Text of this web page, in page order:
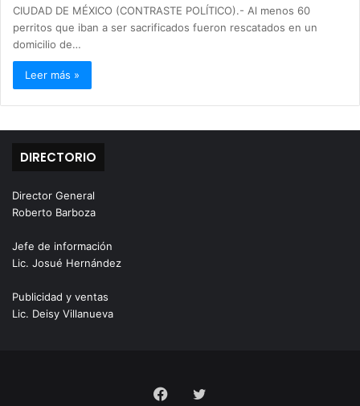
CIUDAD DE MÉXICO (CONTRASTE POLÍTICO).- Al menos 60
perritos que iban a ser sacrificados fueron rescatados en un
domicilio de…
Leer más »
DIRECTORIO
Director General
Roberto Barboza
Jefe de información
Lic. Josué Hernández
Publicidad y ventas
Lic. Deisy Villanueva
FacebookTwitter